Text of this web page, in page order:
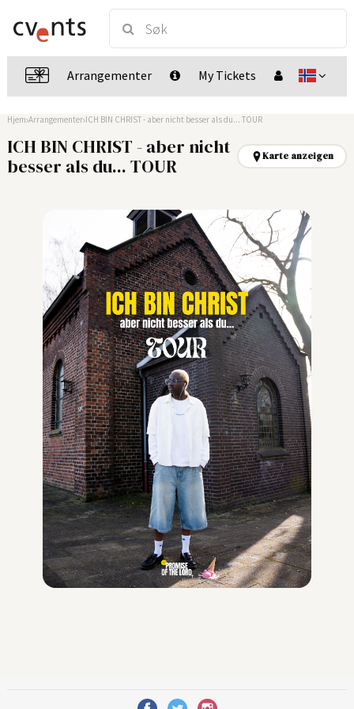
Arrangementer My Tickets
Hjem Arrangementer ICH BIN CHRIST - aber nicht besser als du... TOUR
ICH BIN CHRIST - aber nicht
besser als du... TOUR
Karte anzeigen